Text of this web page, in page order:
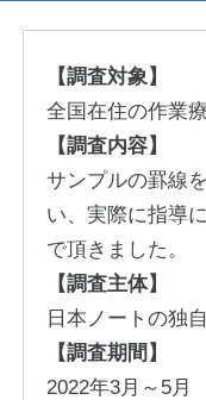
【調査対象】
全国在住の作業
【調査内容】
サンプルの罫線
い、実際に指導
で頂きました。
【調査主体】
日本ノートの独
【調査期間】
2022年3月～5月